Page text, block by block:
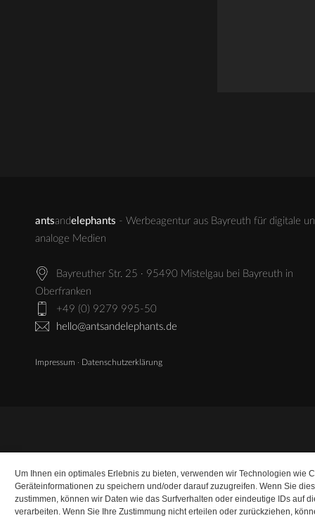
Um Ihnen ein optimales Erlebnis zu bieten, verwenden wir Technologien wie
Geräteinformationen zu speichern und/oder darauf zuzugreifen. Wenn Sie
zustimmen, können wir Daten wie das Surfverhalten oder eindeutige IDs auf
verarbeiten. Wenn Sie Ihre Zustimmung nicht erteilen oder zurückziehen,
antsandelephants - Werbeagentur aus Bayreuth für digitale
analoge Medien
Bayreuther Str. 25 · 95490 Mistelgau bei Bayreuth in
Oberfranken
+49 (0) 9279 995-50
hello@antsandelephants.de
Impressum · Datenschutzerklärung